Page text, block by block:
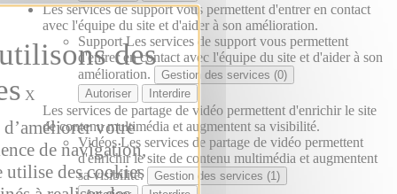
Les services de support vous permettent d'entrer en contact
avec l'équipe du site et d'aider à son amélioration.
Support Les services de support vous permettent
d'entrer en contact avec l'équipe du site et d'aider à son
amélioration.
Gestion des services (0)
Autoriser
Interdire
Les services de partage de vidéo permettent d'enrichir le site
de contenu multimédia et augmentent sa visibilité.
Vidéos Les services de partage de vidéo permettent
d'enrichir le site de contenu multimédia et augmentent
sa visibilité.
Gestion des services (1)
X
votre
de navigation,
utilise des cookies